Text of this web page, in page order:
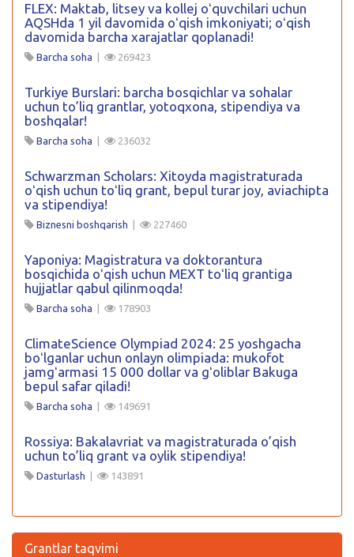
FLEX: Maktab, litsey va kollej oʻquvchilari uchun
AQSHda 1 yil davomida oʻqish imkoniyati; oʻqish
davomida barcha xarajatlar qoplanadi!
Barcha soha 269423
Turkiye Burslari: barcha bosqichlar va sohalar
uchun to’liq grantlar, yotoqxona, stipendiya va
boshqalar!
Barcha soha 236032
Schwarzman Scholars: Xitoyda magistraturada
oʻqish uchun toʻliq grant, bepul turar joy, aviachipta
va stipendiya!
Biznesni boshqarish 227460
Yaponiya: Magistratura va doktorantura
bosqichida oʻqish uchun MEXT toʻliq grantiga
hujjatlar qabul qilinmoqda!
Barcha soha 178903
ClimateScience Olympiad 2024: 25 yoshgacha
boʻlganlar uchun onlayn olimpiada: mukofot
jamgʻarmasi 15 000 dollar va gʻoliblar Bakuga
bepul safar qiladi!
Barcha soha 149691
Rossiya: Bakalavriat va magistraturada o’qish
uchun to’liq grant va oylik stipendiya!
Dasturlash 143891
Grantlar taqvimi